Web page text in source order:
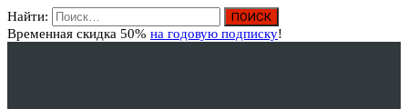
Найти:
Временная скидка 50% на годовую подписку!